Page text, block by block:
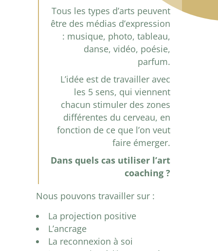
Tous les types d’arts peuvent
être des médias d’expression
: musique, photo, tableau,
danse, vidéo, poésie,
parfum.
L’idée est de travailler avec
les 5 sens, qui viennent
chacun stimuler des zones
différentes du cerveau, en
fonction de ce que l’on veut
faire émerger.
Dans quels cas utiliser l’art
coaching ?
Nous pouvons travailler sur :
La projection positive
L’ancrage
La reconnexion à soi